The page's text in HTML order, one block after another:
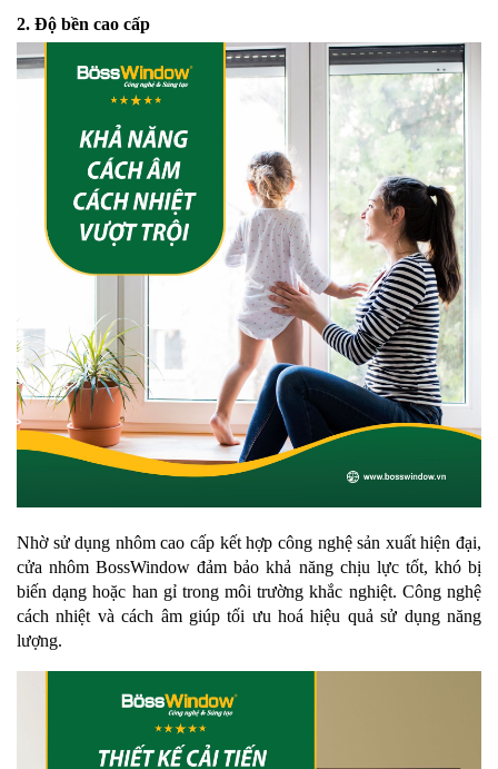
2. Độ bền cao cấp
Nhờ sử dụng nhôm cao cấp kết hợp công nghệ sản xuất hiện đại,
cửa nhôm BossWindow đảm bảo khả năng chịu lực tốt, khó bị
biến dạng hoặc han gỉ trong môi trường khắc nghiệt. Công nghệ
cách nhiệt và cách âm giúp tối ưu hoá hiệu quả sử dụng năng
lượng.